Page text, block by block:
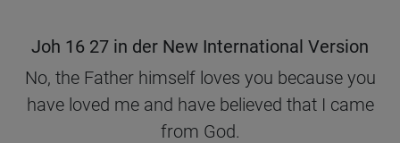
Joh 16 27 in der New International Version
No, the Father himself loves you because you
have loved me and have believed that I came
from God.